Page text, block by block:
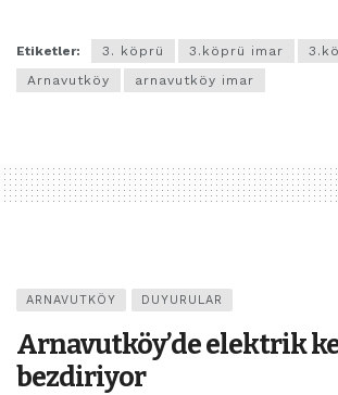
Etiketler: 3. köprü 3.köprü imar
Arnavutköy
arnavutköy imar
ARNAVUTKÖY DUYURULAR
Arnavutköy’de elektrik
bezdiriyor